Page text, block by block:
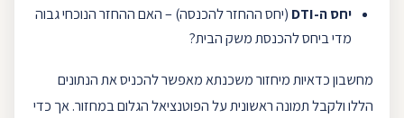
יחס ה-DTI (יחס ההחזר להכנסה) – האם ההחזר הנוכחי גבוה
מדי ביחס להכנסת משק הבית?
מחשבון כדאיות מיחזור משכנתא מאפשר להכניס את הנתונים
הללו ולקבל תמונה ראשונית על הפוטנציאל הגלום במחזור. אך כדי